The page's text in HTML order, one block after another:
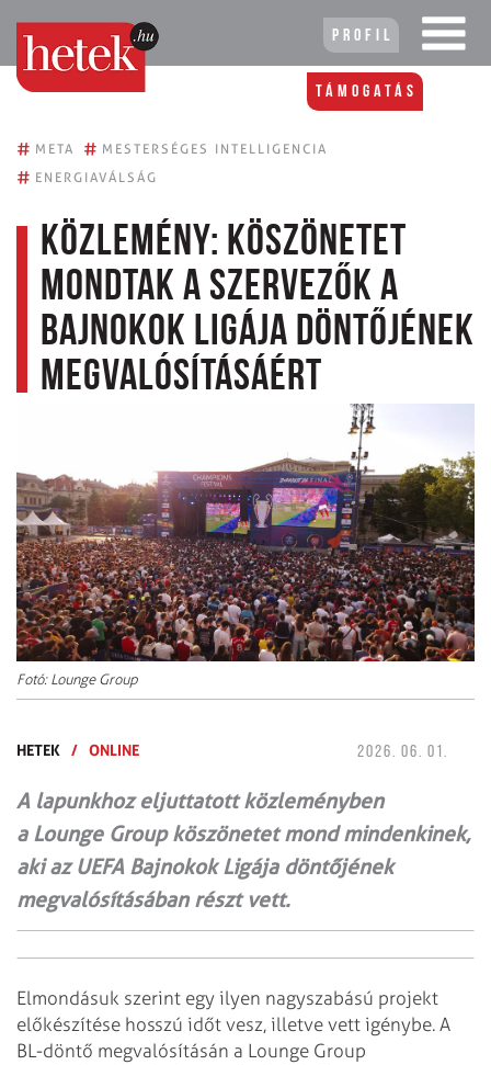
Profil
Támogatás
# META # MESTERSÉGES INTELLIGENCIA
# ENERGIAVÁLSÁG
Közlemény: köszönetet
mondtak a szervezők a
Bajnokok Ligája döntőjének
megvalósításáért
Fotó: Lounge Group
HETEK / ONLINE 2026. 06. 01.
A lapunkhoz eljuttatott közleményben
a Lounge Group köszönetet mond mindenkinek,
aki az UEFA Bajnokok Ligája döntőjének
megvalósításában részt vett.
Elmondásuk szerint egy ilyen nagyszabású projekt
előkészítése hosszú időt vesz, illetve vett igénybe. A
BL-döntő megvalósításán a Lounge Group